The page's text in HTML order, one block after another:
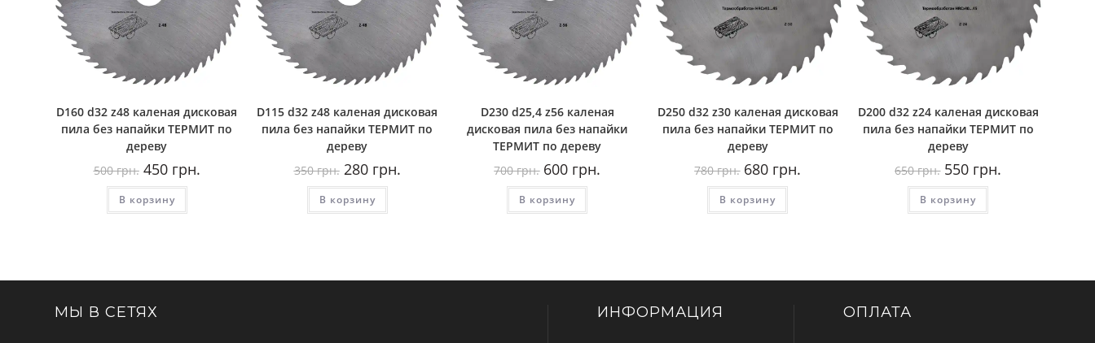
D160 d32 z48 каленая дисковая
пила без напайки ТЕРМИТ по
дереву
500грн. Первоначальная
цена
составляла
500
грн..
450грн.цена:
В корзину
D115 d32 z48 каленая дисковая
пила без напайки ТЕРМИТ по
дереву
350грн. Первоначальная
цена
составляла
350
грн..
280грн.цена:
В корзину
D230 d25,4 z56 каленая
дисковая пила без напайки
ТЕРМИТ по дереву
700грн. Первоначальная
цена
составляла
700
грн..
600 грн.
В корзину
D250 d32 z30 каленая дисковая
пила без напайки ТЕРМИТ по
дереву
780грн. Первоначальная
цена
составляла
780
грн..
680 грн.
В корзину
D200 d32 z24 каленая дисковая
пила без напайки ТЕРМИТ по
дереву
650грн. Первоначальная
цена
составляла
650
грн..
550 грн.
В корзину
МЫ В СЕТЯХ ИНФОРМАЦИЯ ОПЛАТА